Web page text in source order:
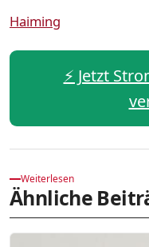
Haiming
⚡️ Jetzt
Weiterlesen
Ähnliche